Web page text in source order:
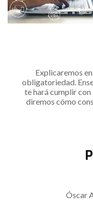
Explicaremos
obligatoriedad.
te hará cumplir
diremos cómo
Óscar